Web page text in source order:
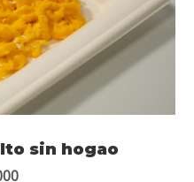
sin hogao